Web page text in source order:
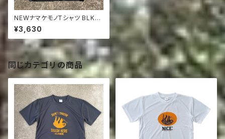
NEWナマケモノTシャツ BLK（
DON'T THROW TRASH HE
RE )
¥3,630
同じカテゴリの商品